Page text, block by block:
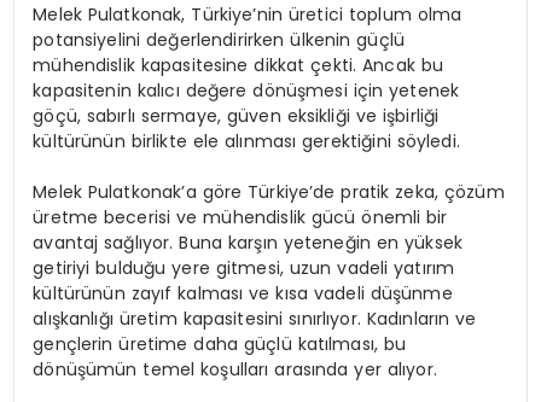
Melek Pulatkonak, Türkiye’nin üretici toplum olma
potansiyelini değerlendirirken ülkenin güçlü
mühendislik kapasitesine dikkat çekti. Ancak bu
kapasitenin kalıcı değere dönüşmesi için yetenek
göçü, sabırlı sermaye, güven eksikliği ve işbirliği
kültürünün birlikte ele alınması gerektiğini söyledi.
Melek Pulatkonak’a göre Türkiye’de pratik zeka, çözüm
üretme becerisi ve mühendislik gücü önemli bir
avantaj sağlıyor. Buna karşın yeteneğin en yüksek
getiriyi bulduğu yere gitmesi, uzun vadeli yatırım
kültürünün zayıf kalması ve kısa vadeli düşünme
alışkanlığı üretim kapasitesini sınırlıyor. Kadınların ve
gençlerin üretime daha güçlü katılması, bu
dönüşümün temel koşulları arasında yer alıyor.